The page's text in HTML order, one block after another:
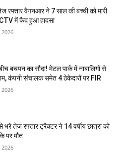
रफ्तार वैगनआर ने 7 साल की बच्ची को मारी
में कैद हुआ हादसा
बचपन का सौदा! मेटल पार्क में नाबालिगों से
कंपनी संचालक समेत 4 ठेकेदारों पर FIR
तेज रफ्तार ट्रैक्टर ने 14 वर्षीय छात्रा को
पर मौत